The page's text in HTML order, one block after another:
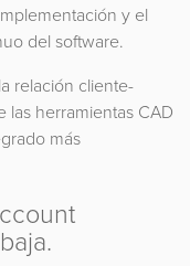
y el
del software.
relación cliente-
las herramientas CAD
más